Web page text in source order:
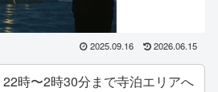
2025.09.16 2026.06.15
時〜2時30分まで寺泊エリアへ